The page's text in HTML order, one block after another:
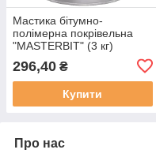
Мастика бітумно-
полімерна покрівельна
"MASTERBIT" (3 кг)
296,40 ₴
Купити
Про нас